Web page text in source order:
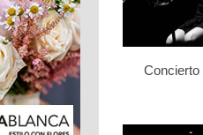
Concierto